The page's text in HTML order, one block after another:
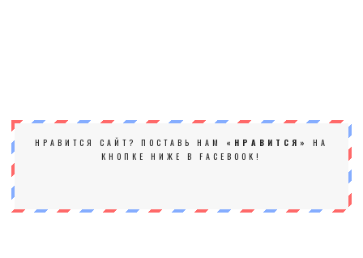
НРАВИТСЯ САЙТ? ПОСТАВЬ НАМ «НРАВИТСЯ»
НА
КНОПКЕ НИЖЕ В FACEBOOK!